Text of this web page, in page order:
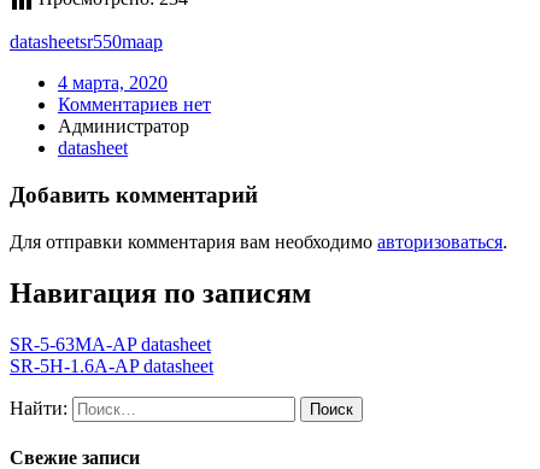
datasheetsr550maap
4 марта, 2020
Комментариев нет
Администратор
datasheet
Добавить комментарий
Для отправки комментария вам необходимо авторизоваться.
Навигация по записям
SR-5-63MA-AP datasheet
SR-5H-1.6A-AP datasheet
Найти:
Свежие записи